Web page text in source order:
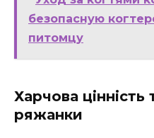
безопасную
питомцу
Харчова цінність
ряжанки